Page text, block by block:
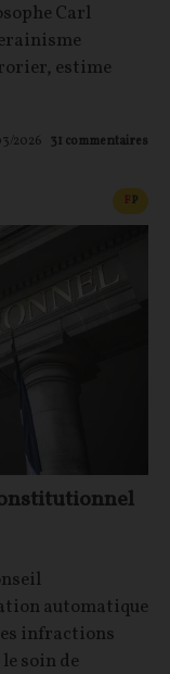
Carl
estime
2026 31 commentaires
FP
automatique
infractions
soin de